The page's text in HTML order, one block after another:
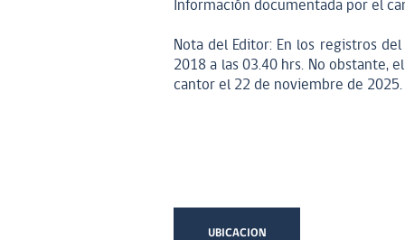
Información documentada por el
Nota del Editor: En los registros
2018 a las 03.40 hrs. No obstante,
cantor el 22 de noviembre de 2025.
UBICACION